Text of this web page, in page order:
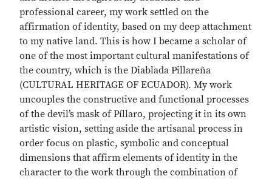
professional career, my work settled on the
affirmation of identity, based on my deep attachment
to my native land. This is how I became a scholar of
one of the most important cultural manifestations of
the country, which is the Diablada Pillareña
(CULTURAL HERITAGE OF ECUADOR). My work
uncouples the constructive and functional processes
of the devil’s mask of Píllaro, projecting it in its own
artistic vision, setting aside the artisanal process in
order focus on plastic, symbolic and conceptual
dimensions that affirm elements of identity in the
character to the work through the combination of